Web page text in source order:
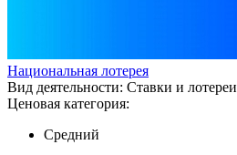
Национальная лотерея
Вид деятельности: Ставки и лотереи
Ценовая категория:
Средний